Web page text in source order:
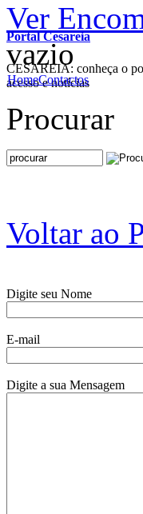
Portal Cesareia
CESAREIA: conheça o
acesso e notícias
Ver
vazio
HomeContactos
Procurar
Voltar ao
Digite seu Nome
E-mail
Digite a sua Mensagem